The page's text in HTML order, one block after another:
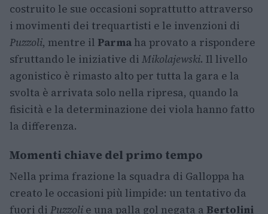
costruito le sue occasioni soprattutto attraverso
i movimenti dei trequartisti e le invenzioni di
Puzzoli, mentre il Parma ha provato a rispondere
sfruttando le iniziative di Mikolajewski. Il livello
agonistico è rimasto alto per tutta la gara e la
svolta è arrivata solo nella ripresa, quando la
fisicità e la determinazione dei viola hanno fatto
la differenza.
Momenti chiave del primo tempo
Nella prima frazione la squadra di Galloppa ha
creato le occasioni più limpide: un tentativo da
fuori di Puzzoli e una palla gol negata a Bertolini